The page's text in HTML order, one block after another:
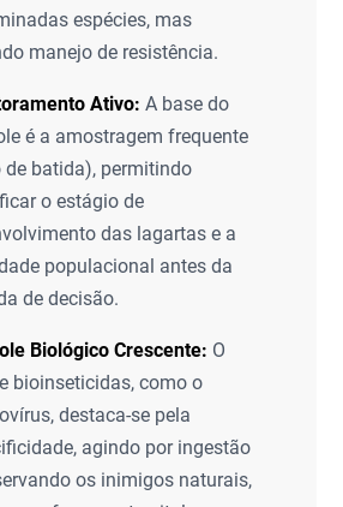
espécies, mas
manejo de resistência.
Ativo: A base do
é a amostragem frequente
de batida), permitindo
o estágio de
das lagartas e a
populacional antes da
de decisão.
Biológico Crescente: O
bioinseticidas, como o
destaca-se pela
agindo por ingestão
os inimigos naturais,